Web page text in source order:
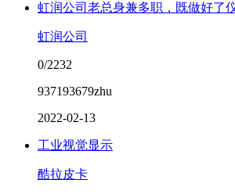
虹润公司老总身兼多职，既做好了
虹润公司
0/2232
937193679zhu
2022-02-13
工业视觉显示
酷拉皮卡